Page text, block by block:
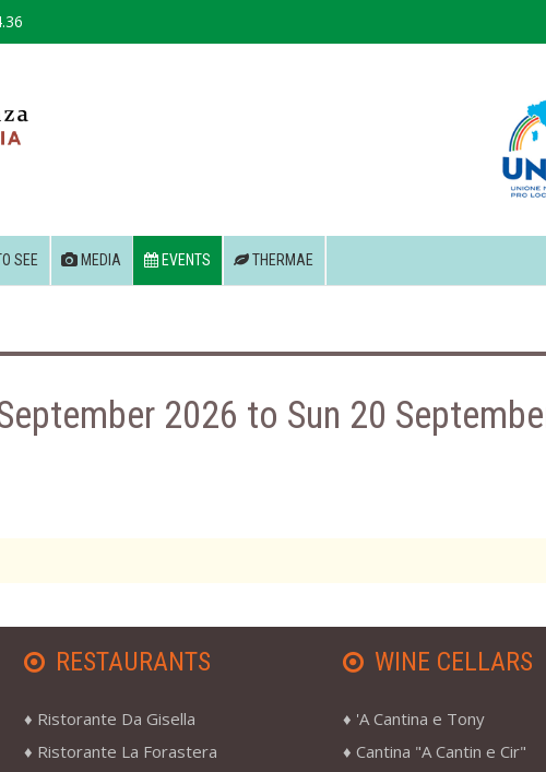
SEE MEDIA EVENTS THERMAE
2026 to Sun 20
RESTAURANTS
Ristorante Da Gisella
Ristorante La Forastera
WINE CELLARS
'A Cantina e Tony
Cantina "A Cantin e Cir"